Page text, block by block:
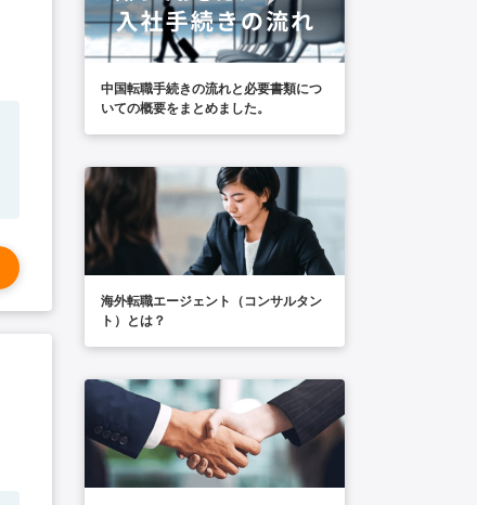
中国転職手続きの流れと必要書類につ
いての概要をまとめました。
海外転職エージェント（コンサルタン
ト）とは？